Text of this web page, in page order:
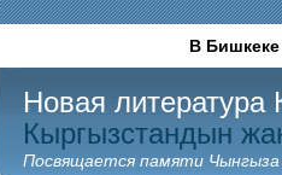
В Бишкеке
Новая литература
Кыргызстандын
Посвящается памяти